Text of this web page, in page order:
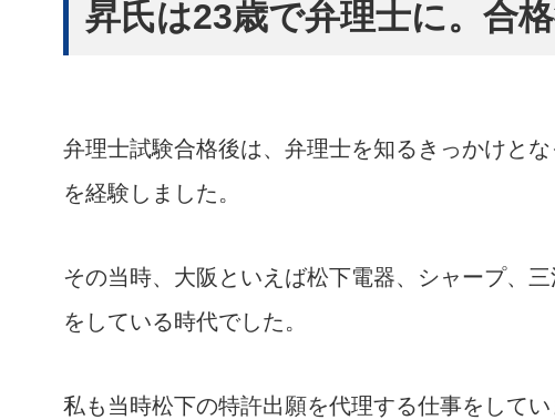
昇氏は23歳で弁理士に。合
弁理士試験合格後は、弁理士を知るきっかけと
を経験しました。
その当時、大阪といえば松下電器、シャープ、
をしている時代でした。
私も当時松下の特許出願を代理する仕事をして